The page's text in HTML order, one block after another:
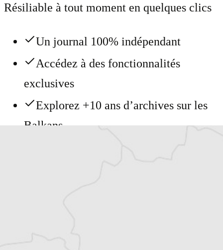
Résiliable à tout moment en quelques clics
Un journal 100% indépendant
Accédez à des fonctionnalités
exclusives
Explorez +10 ans d’archives sur les
Balkans